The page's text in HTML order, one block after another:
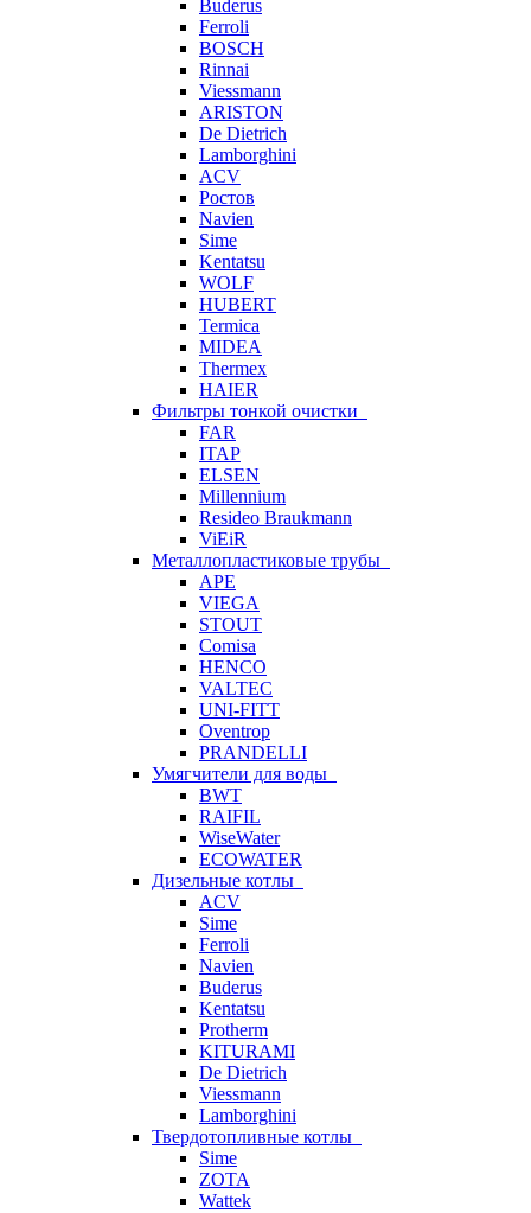
Buderus
Ferroli
BOSCH
Rinnai
Viessmann
ARISTON
De Dietrich
Lamborghini
ACV
Ростов
Navien
Sime
Kentatsu
WOLF
HUBERT
Termica
MIDEA
Thermex
HAIER
Фильтры тонкой очистки
FAR
ITAP
ELSEN
Millennium
Resideo Braukmann
ViEiR
Металлопластиковые трубы
APE
VIEGA
STOUT
Comisa
HENCO
VALTEC
UNI-FITT
Oventrop
PRANDELLI
Умягчители для воды
BWT
RAIFIL
WiseWater
ECOWATER
Дизельные котлы
ACV
Sime
Ferroli
Navien
Buderus
Kentatsu
Protherm
KITURAMI
De Dietrich
Viessmann
Lamborghini
Твердотопливные котлы
Sime
ZOTA
Wattek